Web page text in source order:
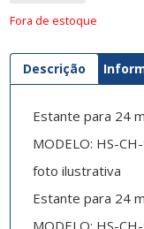
Fora de estoque
Descrição
Estante para 24
MODELO: HS-
foto ilustrativa
Estante para 24